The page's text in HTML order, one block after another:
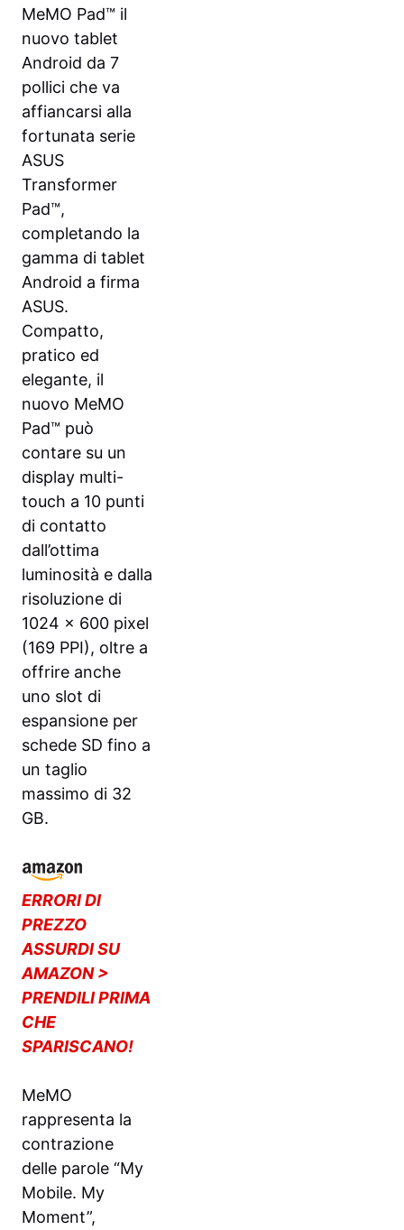
MeMO Pad™ il
nuovo tablet
Android da 7
pollici che va
affiancarsi alla
fortunata serie
ASUS
Transformer
Pad™,
completando la
gamma di tablet
Android a firma
ASUS.
Compatto,
pratico ed
elegante, il
nuovo MeMO
Pad™ può
contare su un
display multi-
touch a 10 punti
di contatto
dall’ottima
luminosità e dalla
risoluzione di
1024 x 600 pixel
(169 PPI), oltre a
offrire anche
uno slot di
espansione per
schede SD fino a
un taglio
massimo di 32
GB.
ERRORI DI
PREZZO
ASSURDI SU
AMAZON >
PRENDILI PRIMA
CHE
SPARISCANO!
MeMO
rappresenta la
contrazione
delle parole “My
Mobile. My
Moment”,